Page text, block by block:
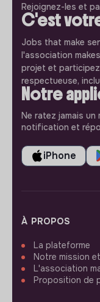
Rejoignez-les et
C'est
Jobs that make
l'association
projet et
respectueuse,
Notre
Ne ratez jamais un
notification et
iPhone
À PROPOS
La plateforme
Notre mission
L'association
Proposition de